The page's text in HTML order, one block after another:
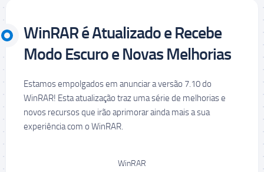
WinRAR é Atualizado e Recebe
Modo Escuro e Novas Melhorias
Estamos empolgados em anunciar a versão 7.10 do
WinRAR! Esta atualização traz uma série de melhorias e
novos recursos que irão aprimorar ainda mais a sua
experiência com o WinRAR.
WinRAR